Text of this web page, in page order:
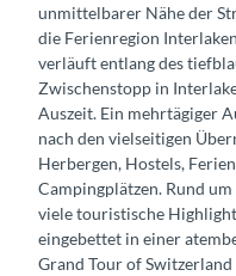
unmittelbarer Nähe der
die Ferienregion
verläuft entlang des
Zwischenstopp in
Auszeit. Ein mehrtägiger
nach den vielseitigen
Herbergen, Hostels,
Campingplätzen. Rund
viele touristische
eingebettet in einer
Grand Tour of